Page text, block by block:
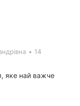
• 14
яке най важче